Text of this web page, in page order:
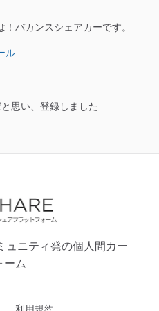
！バカンスシェアカーです。
ル
思い、登録しました
ニティ発の個人間カー
ーム
利用規約